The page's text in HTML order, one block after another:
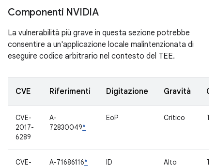
Componenti NVIDIA
La vulnerabilità più grave in questa sezione potrebbe
consentire a un'applicazione locale malintenzionata di
eseguire codice arbitrario nel contesto del TEE.
CVE Riferimenti Digitazione Gravità
CVE-
2017-
6289
A-
72830049*
EoP Critico
CVE-
A-71686116* ID Alto